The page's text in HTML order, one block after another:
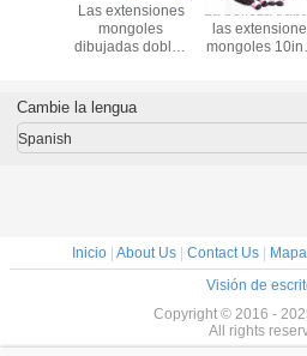
cabello
Las extensiones
mongoles
dibujadas dobles
extensión del pelo
de la onda
La belleza
las
mongoles
Cambie la lengua
Spanish
Inicio | About Us | Contact Us |
Visión de
Copyright © 2016 -
All rights